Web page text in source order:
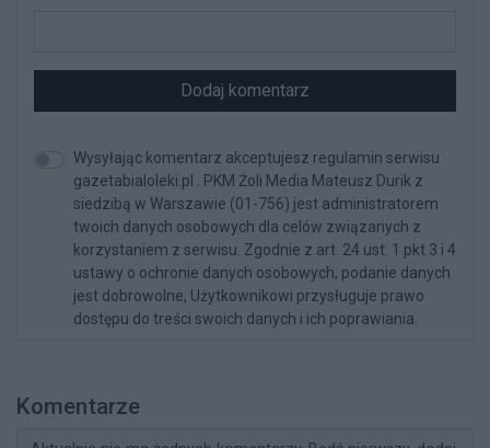
Dodaj komentarz
Wysyłając komentarz akceptujesz regulamin serwisu
gazetabialoleki.pl . PKM Żoli Media Mateusz Durik z
siedzibą w Warszawie (01-756) jest administratorem
twoich danych osobowych dla celów związanych z
korzystaniem z serwisu. Zgodnie z art. 24 ust. 1 pkt 3 i 4
ustawy o ochronie danych osobowych, podanie danych
jest dobrowolne, Użytkownikowi przysługuje prawo
dostępu do treści swoich danych i ich poprawiania.
Komentarze